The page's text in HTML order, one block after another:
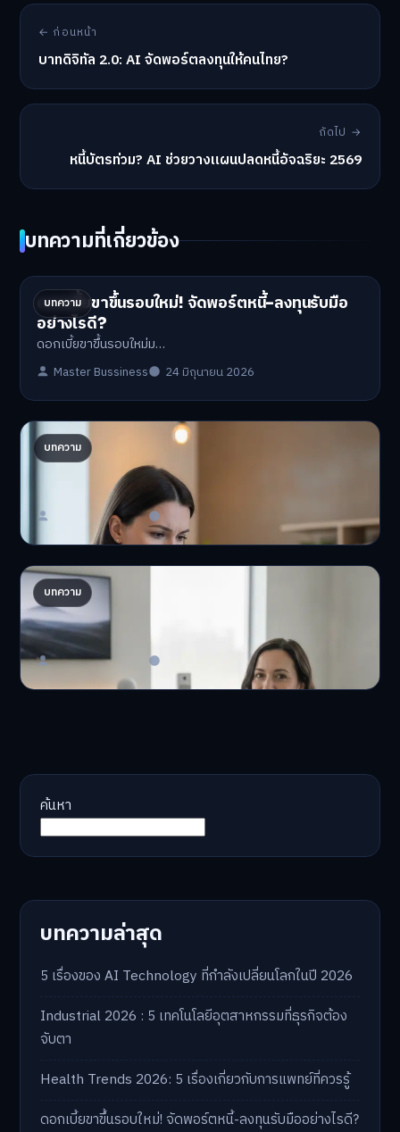
← ก่อนหน้า
บาทดิจิทัล 2.0: AI จัดพอร์ตลงทุนให้คนไทย?
ถัดไป →
หนี้บัตรท่วม? AI ช่วยวางแผนปลดหนี้อัจฉริยะ 2569
บทความที่เกี่ยวข้อง
บทความ
ดอกเบี้ยขาขึ้นรอบใหม่! จัดพอร์ตหนี้-ลงทุนรับมือ
อย่างไรดี?
ดอกเบี้ยขาขึ้นรอบใหม่ม…
Master Bussiness 24 มิถุนายน 2026
บทความ
ปรับพอร์ตรับ ‘เงินดิจิทัล 2.0’ จัดสรรงบอย่างไรไม่
ให้พัง
'เงินดิจิทัล 2.0' มาแล…
Master Bussiness 23 มิถุนายน 2026
บทความ
AI จัดพอร์ตให้ปัง! เทรนด์ลงทุนยุคใหม่ ไม่ต้องเฝ้า
จอ
AI จัดพอร์ตให้ปัง! หมด…
Master Bussiness 23 มิถุนายน 2026
ค้นหา
บทความล่าสุด
5 เรื่องของ AI Technology ที่กำลังเปลี่ยนโลกในปี 2026
Industrial 2026 : 5 เทคโนโลยีอุตสาหกรรมที่ธุรกิจต้อง
จับตา
Health Trends 2026: 5 เรื่องเกี่ยวกับการแพทย์ที่ควรรู้
ดอกเบี้ยขาขึ้นรอบใหม่! จัดพอร์ตหนี้-ลงทุนรับมืออย่างไรดี?